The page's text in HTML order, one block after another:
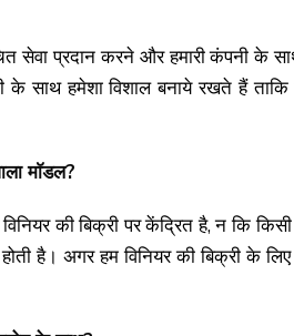
सेवा प्रदान करने और हमारी कंपनी
साथ हमेशा विशाल बनाये रखते हैं
माॅडल?
की बिक्री पर केंद्रित है, न कि
है। अगर हम विनियर की बिक्री के